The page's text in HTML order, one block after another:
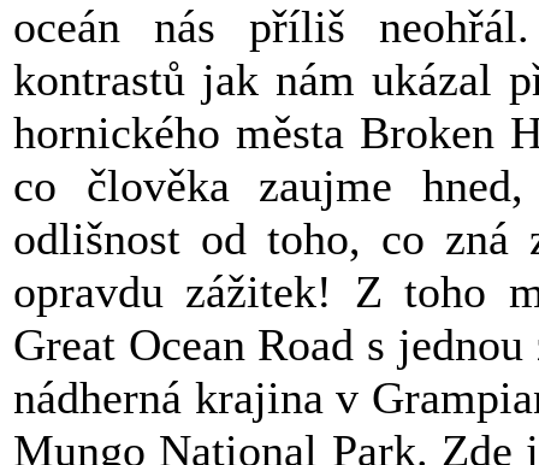
oceán nás příliš
kontrastů jak nám ukázal
hornického města Broken
co člověka zaujme
odlišnost od toho, co
opravdu zážitek! Z toho
Great Ocean Road s
nádherná krajina v
Mungo National Park.